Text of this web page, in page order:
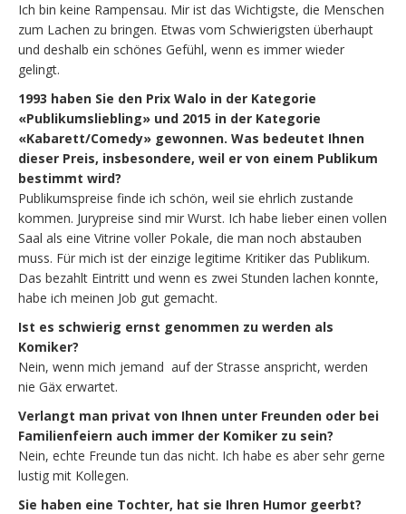
Ich bin keine Rampensau. Mir ist das Wichtigste, die Menschen
zum Lachen zu bringen. Etwas vom Schwierigsten überhaupt
und deshalb ein schönes Gefühl, wenn es immer wieder
gelingt.
1993 haben Sie den Prix Walo in der Kategorie
«Publikumsliebling» und 2015 in der Kategorie
«Kabarett/Comedy» gewonnen. Was bedeutet Ihnen
dieser Preis, insbesondere, weil er von einem Publikum
bestimmt wird?
Publikumspreise finde ich schön, weil sie ehrlich zustande
kommen. Jurypreise sind mir Wurst. Ich habe lieber einen vollen
Saal als eine Vitrine voller Pokale, die man noch abstauben
muss. Für mich ist der einzige legitime Kritiker das Publikum.
Das bezahlt Eintritt und wenn es zwei Stunden lachen konnte,
habe ich meinen Job gut gemacht.
Ist es schwierig ernst genommen zu werden als
Komiker?
Nein, wenn mich jemand auf der Strasse anspricht, werden
nie Gäx erwartet.
Verlangt man privat von Ihnen unter Freunden oder bei
Familienfeiern auch immer der Komiker zu sein?
Nein, echte Freunde tun das nicht. Ich habe es aber sehr gerne
lustig mit Kollegen.
Sie haben eine Tochter, hat sie Ihren Humor geerbt?